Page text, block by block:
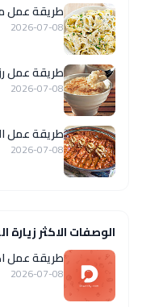
طريقة عمل
2026-07-08
طريقة عمل رز
2026-07-08
طريقة عمل
2026-07-08
الوصفات الاكثر زيارة
طريقة عمل
2026-07-08